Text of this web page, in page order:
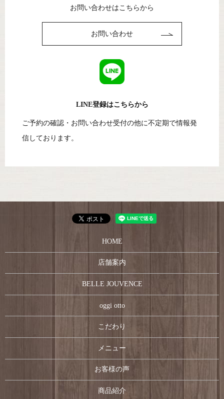
お問い合わせはこちらから
お問い合わせ
LINE登録はこちらから
ご予約の確認・お問い合わせ受付の他に不定期で情報発
信しております。
HOME
店舗案内
BELLE JOUVENCE
oggi otto
こだわり
メニュー
お客様の声
商品紹介